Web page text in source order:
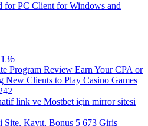
for PC Client for Windows and
Program Review Earn Your CPA or
New Clients to Play Casino Games
link ve Mostbet için mirror sitesi
Site, Kayıt, Bonus 5 673 Giriş